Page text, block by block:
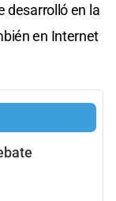
desarrolló en la
en Internet